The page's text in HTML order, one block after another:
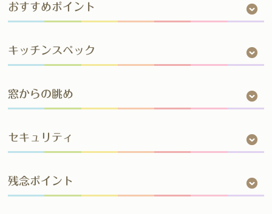
おすすめポイント
キッチンスペック
窓からの眺め
セキュリティ
残念ポイント